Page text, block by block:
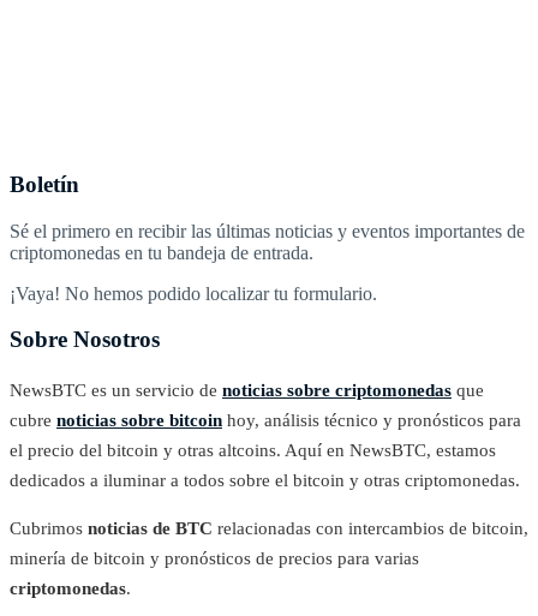
Boletín
Sé el primero en recibir las últimas noticias y eventos importantes de
criptomonedas en tu bandeja de entrada.
¡Vaya! No hemos podido localizar tu formulario.
Sobre Nosotros
NewsBTC es un servicio de noticias sobre criptomonedas que
cubre noticias sobre bitcoin hoy, análisis técnico y pronósticos para
el precio del bitcoin y otras altcoins. Aquí en NewsBTC, estamos
dedicados a iluminar a todos sobre el bitcoin y otras criptomonedas.
Cubrimos noticias de BTC relacionadas con intercambios de bitcoin,
minería de bitcoin y pronósticos de precios para varias
criptomonedas.